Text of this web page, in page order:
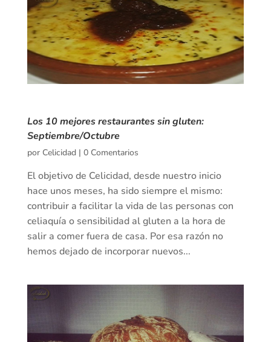
Los 10 mejores restaurantes sin gluten:
Septiembre/Octubre
por Celicidad| 0 Comentarios
El objetivo de Celicidad, desde nuestro inicio
hace unos meses, ha sido siempre el mismo:
contribuir a facilitar la vida de las personas con
celiaquía o sensibilidad al gluten a la hora de
salir a comer fuera de casa. Por esa razón no
hemos dejado de incorporar nuevos...